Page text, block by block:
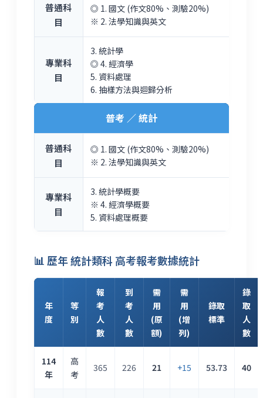
普通科
目
◎ 1. 國文 (作文80%、測驗20%)
※ 2. 法學知識與英文
專業科
目
3. 統計學
◎ 4. 經濟學
5. 資料處理
6. 抽樣方法與迴歸分析
普考 ／ 統計
普通科
目
◎ 1. 國文 (作文80%、測驗20%)
※ 2. 法學知識與英文
專業科
目
3. 統計學概要
※ 4. 經濟學概要
5. 資料處理概要
📊 歷年 統計類科 高考報考數據統計
年
度
等
別
報
考
人
數
到
考
人
數
需
用
(原
額)
需
用
(增
列)
錄取
標準
錄
取
人
數
114
年
高
考
365 226 21 +15 53.73 40